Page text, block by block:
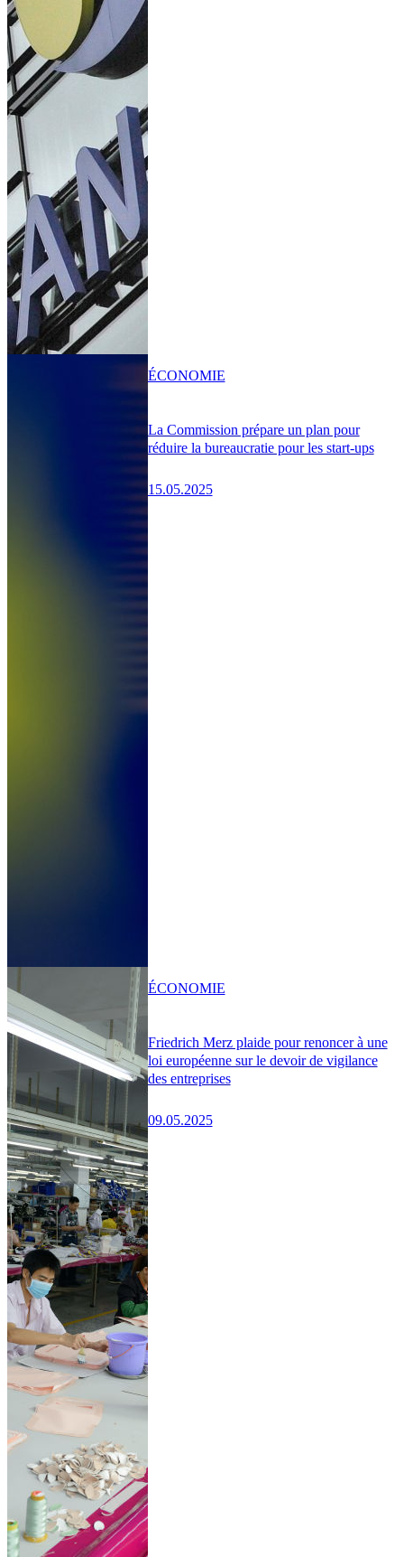
La Commission prépare un plan pour
réduire la bureaucratie pour les start-ups
15.05.2025
ÉCONOMIE
Friedrich Merz plaide pour renoncer à une
loi européenne sur le devoir de vigilance
des entreprises
09.05.2025
ÉCONOMIE